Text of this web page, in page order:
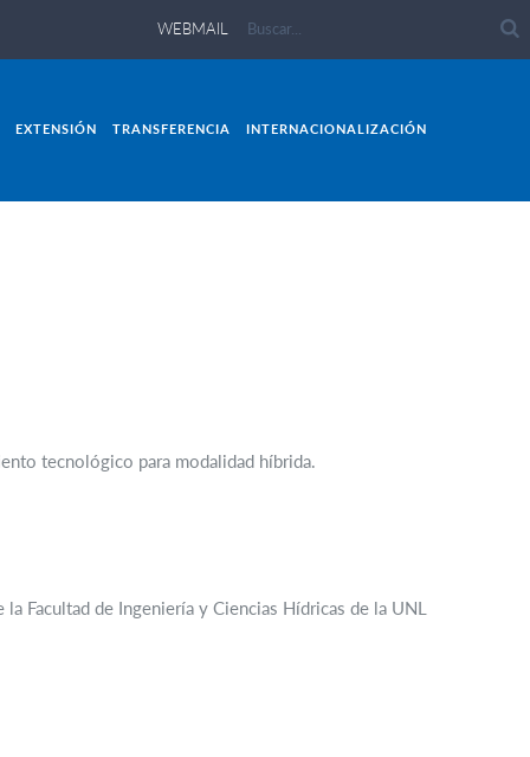
WEBMAIL
EXTENSIÓN TRANSFERENCIA INTERNACIONALIZACIÓN
tecnológico para modalidad híbrida.
Facultad de Ingeniería y Ciencias Hídricas de la UNL